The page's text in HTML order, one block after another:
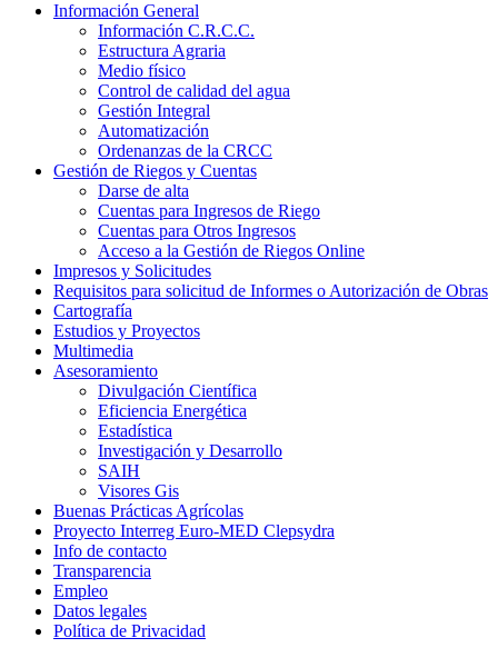
Información General
Información C.R.C.C.
Estructura Agraria
Medio físico
Control de calidad del agua
Gestión Integral
Automatización
Ordenanzas de la CRCC
Gestión de Riegos y Cuentas
Darse de alta
Cuentas para Ingresos de Riego
Cuentas para Otros Ingresos
Acceso a la Gestión de Riegos Online
Impresos y Solicitudes
Requisitos para solicitud de Informes o Autorización de Obras
Cartografía
Estudios y Proyectos
Multimedia
Asesoramiento
Divulgación Científica
Eficiencia Energética
Estadística
Investigación y Desarrollo
SAIH
Visores Gis
Buenas Prácticas Agrícolas
Proyecto Interreg Euro-MED Clepsydra
Info de contacto
Transparencia
Empleo
Datos legales
Política de Privacidad